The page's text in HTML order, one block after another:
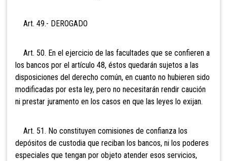
Art. 49.- DEROGADO
Art. 50. En el ejercicio de las facultades que se confieren a
los bancos por el artículo 48, éstos quedarán sujetos a las
disposiciones del derecho común, en cuanto no hubieren sido
modificadas por esta ley, pero no necesitarán rendir caución
ni prestar juramento en los casos en que las leyes lo exijan.
Art. 51. No constituyen comisiones de confianza los
depósitos de custodia que reciban los bancos, ni los poderes
especiales que tengan por objeto atender esos servicios,